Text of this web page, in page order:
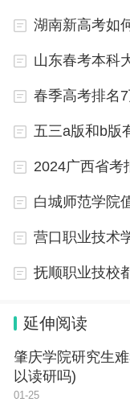
2022年川北医学院在
类的录取分数线为
合类的录取分数线为
川北医学院坐落在四
年升格为专科，1985
所以医学为主体，医
高校、卫生部腹腔镜
临床医学本科人才培
以上就是为大家带来
考各个学校分数线）
湖南新高考如
山东春考本科
春季高考排名
五三a版和b版
2024广西省考
白城师范学院
抚顺职业技校
延伸阅读
肇庆学院研究生
以读研吗)
01-25